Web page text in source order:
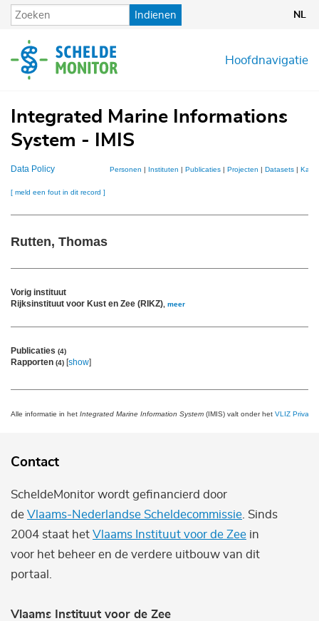
Overslaan
en
de
inhoud
Indienen NL
Hoofdnavigatie
Integrated Marine Informations
System - IMIS
Data Policy Personen | Instituten | Publicaties | Projecten | Datasets |
[ meld een fout in dit record ]
Rutten, Thomas
Vorig instituut
Rijksinstituut voor Kust en Zee (RIKZ) meer
Publicaties (4)
Rapporten (4) [show]
Alle informatie in het Integrated Marine Information System (IMIS) valt onder het VLIZ Privacy
Contact
ScheldeMonitor wordt gefinancierd door
de Vlaams-Nederlandse Scheldecommissie . Sinds
2004 staat het Vlaams Instituut voor de Zee in
voor het beheer en de verdere uitbouw van dit
portaal.
Vlaams Instituut voor de Zee